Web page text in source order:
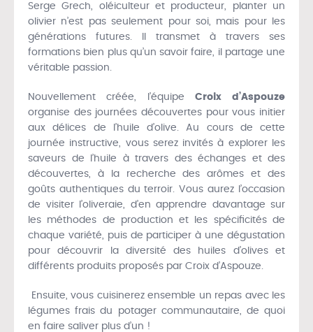
Serge Grech, oléiculteur et producteur, planter un
olivier n’est pas seulement pour soi, mais pour les
générations futures. Il transmet à travers ses
formations bien plus qu’un savoir faire, il partage une
véritable passion.
Nouvellement créée, l’équipe Croix d’Aspouze
organise des journées découvertes pour vous initier
aux délices de l’huile d’olive. Au cours de cette
journée instructive, vous serez invités à explorer les
saveurs de l’huile à travers des échanges et des
découvertes, à la recherche des arômes et des
goûts authentiques du terroir. Vous aurez l’occasion
de visiter l’oliveraie, d’en apprendre davantage sur
les méthodes de production et les spécificités de
chaque variété, puis de participer à une dégustation
pour découvrir la diversité des huiles d’olives et
différents produits proposés par Croix d’Aspouze.
Ensuite, vous cuisinerez ensemble un repas avec les
légumes frais du potager communautaire, de quoi
en faire saliver plus d’un !